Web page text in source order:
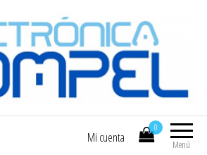
Electrónica COMPEL
Menú
0
Mi cuenta